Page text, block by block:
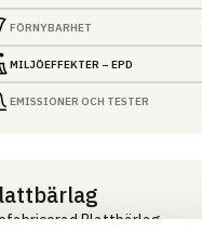
FÖRNYBARHET
MILJÖEFFEKTER – EPD
EMISSIONER OCH TESTER
Plattbärlag